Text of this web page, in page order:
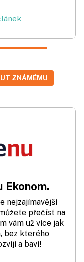
ZNÁMÉMU
nejzajímavější
přečíst na
vám už více jak
bez kterého
a baví!